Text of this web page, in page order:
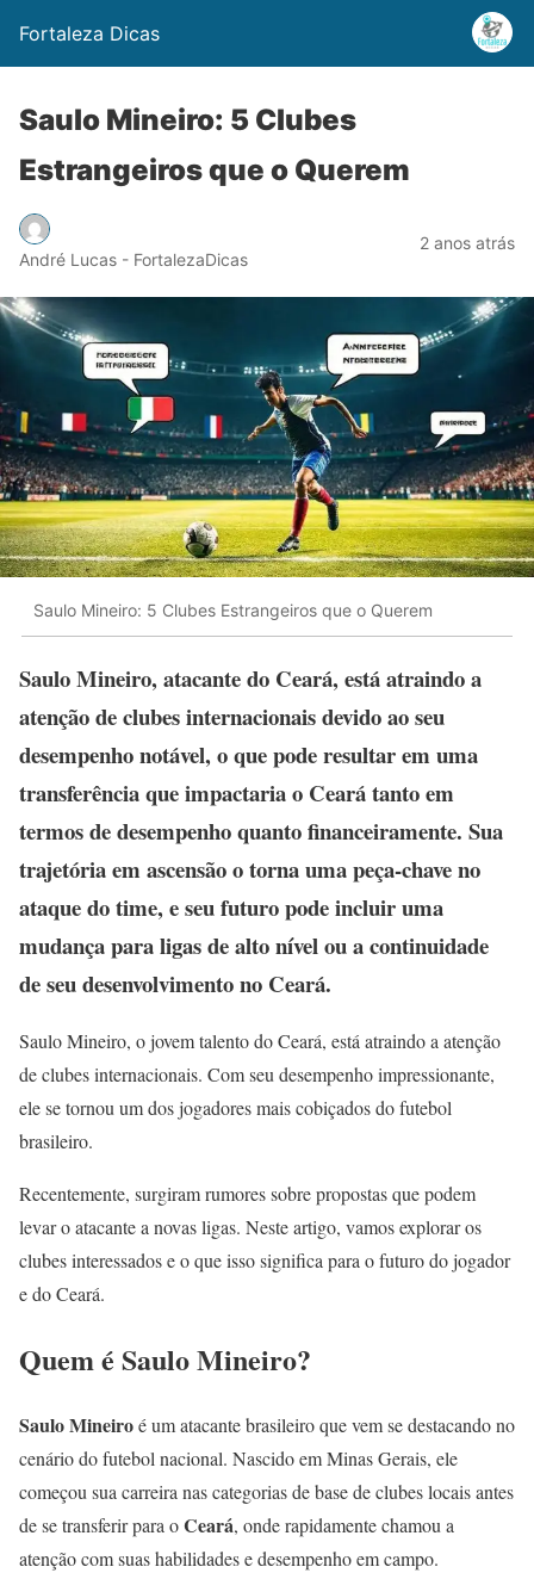
Fortaleza Dicas
Saulo Mineiro: 5 Clubes
Estrangeiros que o Querem
André Lucas - FortalezaDicas
2 anos atrás
Saulo Mineiro: 5 Clubes Estrangeiros que o Querem
Saulo Mineiro, atacante do Ceará, está atraindo a
atenção de clubes internacionais devido ao seu
desempenho notável, o que pode resultar em uma
transferência que impactaria o Ceará tanto em
termos de desempenho quanto financeiramente. Sua
trajetória em ascensão o torna uma peça-chave no
ataque do time, e seu futuro pode incluir uma
mudança para ligas de alto nível ou a continuidade
de seu desenvolvimento no Ceará.
Saulo Mineiro, o jovem talento do Ceará, está atraindo a atenção
de clubes internacionais. Com seu desempenho impressionante,
ele se tornou um dos jogadores mais cobiçados do futebol
brasileiro.
Recentemente, surgiram rumores sobre propostas que podem
levar o atacante a novas ligas. Neste artigo, vamos explorar os
clubes interessados e o que isso significa para o futuro do jogador
e do Ceará.
Quem é Saulo Mineiro?
Saulo Mineiroé um atacante brasileiro que vem se destacando no
cenário do futebol nacional. Nascido em Minas Gerais, ele
começou sua carreira nas categorias de base de clubes locais antes
de se transferir para oCeará, onde rapidamente chamou a
atenção com suas habilidades e desempenho em campo.